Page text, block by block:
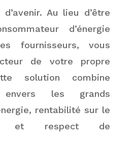
Au lieu d’être
d’énergie
fournisseurs, vous
de votre propre
solution combine
envers les grands
rentabilité sur le
et respect de